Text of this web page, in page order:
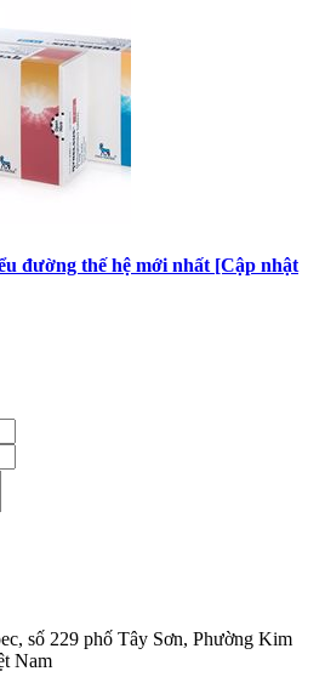
đường thế hệ mới nhất [Cập nhật
số 229 phố Tây Sơn, Phường Kim
Nam